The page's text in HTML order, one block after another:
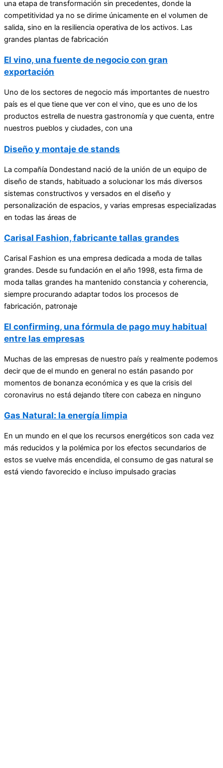
una etapa de transformación sin precedentes, donde la
competitividad ya no se dirime únicamente en el volumen de
salida, sino en la resiliencia operativa de los activos. Las
grandes plantas de fabricación
El vino, una fuente de negocio con gran
exportación
Uno de los sectores de negocio más importantes de nuestro
país es el que tiene que ver con el vino, que es uno de los
productos estrella de nuestra gastronomía y que cuenta, entre
nuestros pueblos y ciudades, con una
Diseño y montaje de stands
La compañía Dondestand nació de la unión de un equipo de
diseño de stands, habituado a solucionar los más diversos
sistemas constructivos y versados en el diseño y
personalización de espacios, y varias empresas especializadas
en todas las áreas de
Carisal Fashion, fabricante tallas grandes
Carisal Fashion es una empresa dedicada a moda de tallas
grandes. Desde su fundación en el año 1998, esta firma de
moda tallas grandes ha mantenido constancia y coherencia,
siempre procurando adaptar todos los procesos de
fabricación, patronaje
El confirming, una fórmula de pago muy habitual
entre las empresas
Muchas de las empresas de nuestro país y realmente podemos
decir que de el mundo en general no están pasando por
momentos de bonanza económica y es que la crisis del
coronavirus no está dejando títere con cabeza en ninguno
Gas Natural: la energía limpia
En un mundo en el que los recursos energéticos son cada vez
más reducidos y la polémica por los efectos secundarios de
estos se vuelve más encendida, el consumo de gas natural se
está viendo favorecido e incluso impulsado gracias